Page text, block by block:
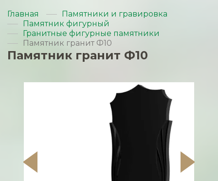
Главная
Памятники и гравировка
Памятник фигурный
Гранитные фигурные памятники
Памятник гранит Ф10
Памятник гранит Ф10